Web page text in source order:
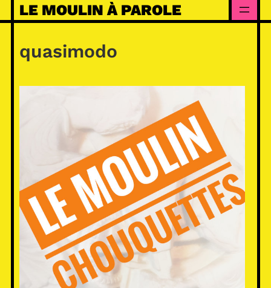
Skip
to
content
LE MOULIN À PAROLE
quasimodo